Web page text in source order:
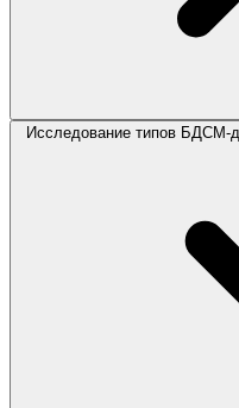
Исследование типов БДСМ-